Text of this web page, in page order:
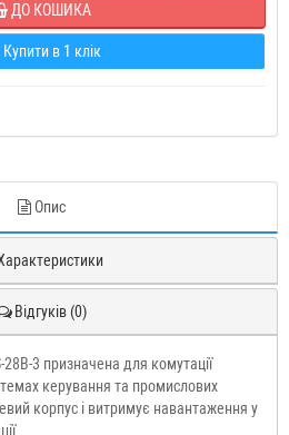
ДО КОШИКА
Купити в 1 клік
Опис
Відгуків (0)
3 призначена для комутації
керування та промислових
корпус і витримує навантаження у